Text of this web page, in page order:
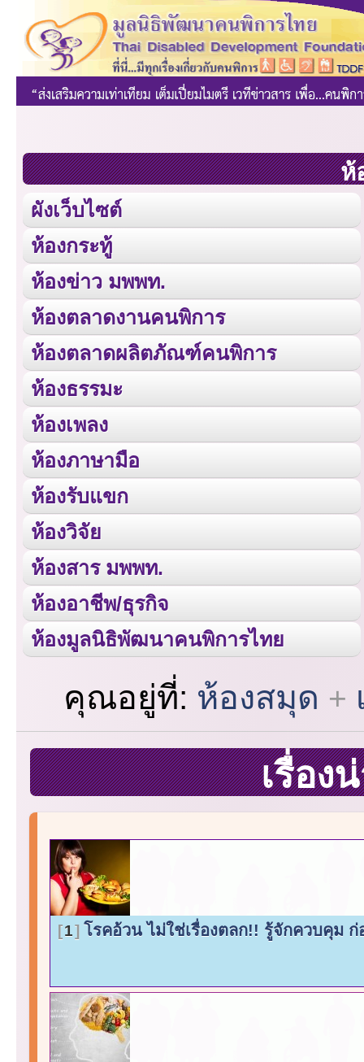
ห้
ผังเว็บไซต์
ห้องกระทู้
ห้องข่าว มพพท.
ห้องตลาดงานคนพิการ
ห้องตลาดผลิตภัณฑ์คนพิการ
ห้องธรรมะ
ห้องเพลง
ห้องภาษามือ
ห้องรับแขก
ห้องวิจัย
ห้องสาร มพพท.
ห้องอาชีพ/ธุรกิจ
ห้องมูลนิธิพัฒนาคนพิการไทย
คุณอยู่ที่: ห้องสมุด
เรื่อง
1 โรคอ้วน ไม่ใช่เรื่องตลก!! รู้จักควบคุม